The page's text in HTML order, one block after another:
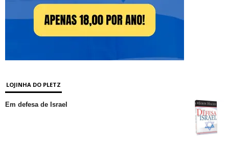
LOJINHA DO PLETZ
Em defesa de Israel